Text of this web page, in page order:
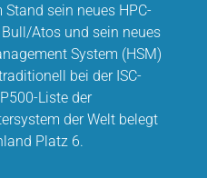
sein neues HPC-
Atos und sein neues
System (HSM)
bei der ISC-
Liste der
der Welt belegt
Platz 6.